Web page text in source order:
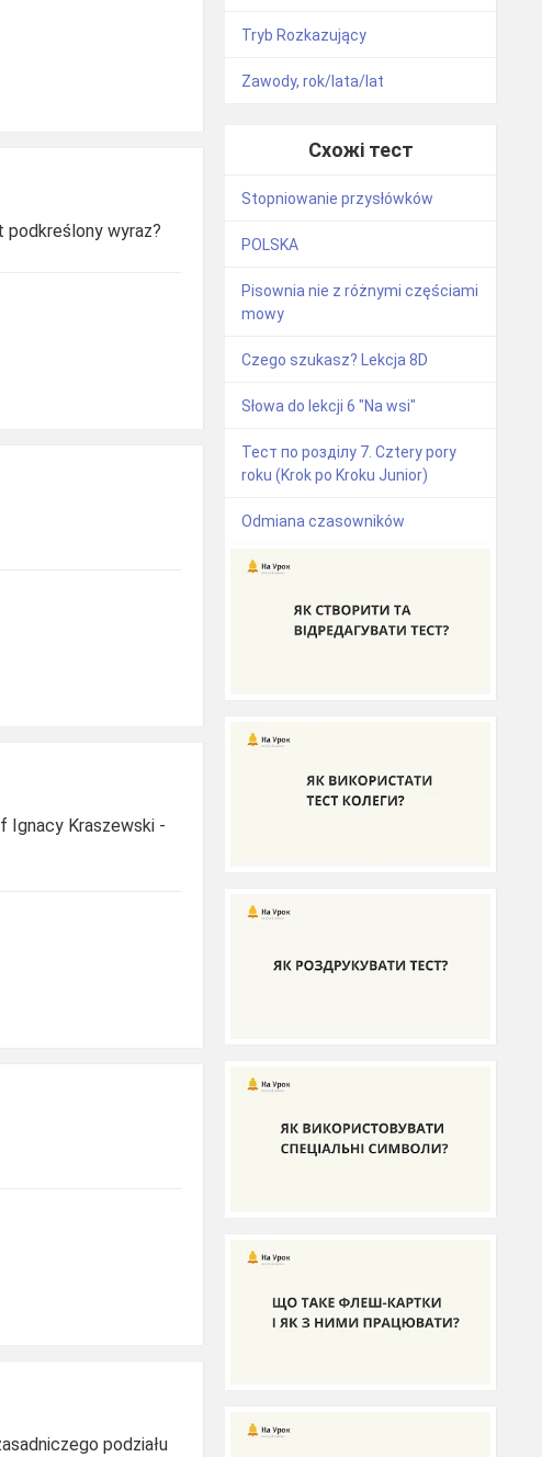
podkreślony wyraz?
Ignacy Kraszewski -
podziału
Tryb Rozkazujący
Zawody, rok/lata/lat
Схожі тест
Stopniowanie przysłówków
POLSKA
Pisownia nie z różnymi częściami
mowy
Czego szukasz? Lekcja 8D
Słowa do lekcji 6 "Na wsi"
Тест по розділу 7. Cztery pory
roku (Krok po Kroku Junior)
Odmiana czasowników